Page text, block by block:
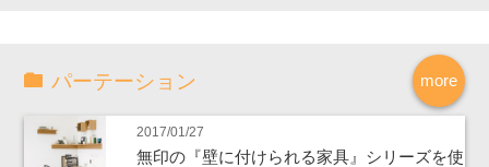
more
パーテーション
2017/01/27
無印の『壁に付けられる家具』シリーズを使